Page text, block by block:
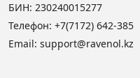
БИН: 230240015277
Телефон: +7(7172) 642-385
Email: support@ravenol.kz